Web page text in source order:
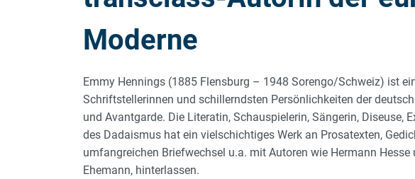
Moderne
Emmy Hennings (1885 Flensburg – 1948 Sorengo/Schweiz) ist
Schriftstellerinnen und schillerndsten Persönlichkeiten der
und Avantgarde. Die Literatin, Schauspielerin, Sängerin, Diseuse,
des Dadaismus hat ein vielschichtiges Werk an Prosatexten,
umfangreichen Briefwechsel u.a. mit Autoren wie Hermann Hesse
Ehemann, hinterlassen.